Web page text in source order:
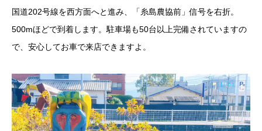
国道202号線を西方面へと進み、「糸島農協前」信号を右折。
500mほどで到着します。駐車場も50台以上完備されていますの
で、安心してお車で来店できますよ。